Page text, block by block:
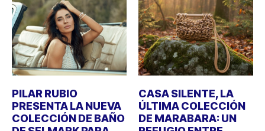
PILAR RUBIO
PRESENTA LA NUEVA
COLECCIÓN DE BAÑO
CASA SILENTE, LA
ÚLTIMA COLECCIÓN
DE MARABARA: UN